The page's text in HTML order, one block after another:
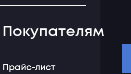
Покупателям
Прайс-лист